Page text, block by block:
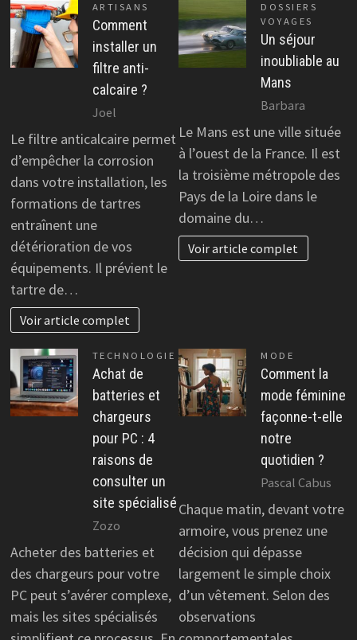
ARTISANS
Comment
installer un
filtre anti-
calcaire ?
Joel
Le filtre anticalcaire permet
d’empêcher la corrosion
dans votre installation, les
formations de tartres
entraînent une
détérioration de vos
équipements. Il prévient le
tartre de…
Voir article complet
DOSSIERS
VOYAGES
Un séjour
inoubliable au
Mans
Barbara
Le Mans est une ville située
à l’ouest de la France. Il est
la troisième métropole des
Pays de la Loire dans le
domaine du…
Voir article complet
TECHNOLOGIE
Achat de
batteries et
chargeurs
pour PC : 4
raisons de
consulter un
site spécialisé
Zozo
Acheter des batteries et
des chargeurs pour votre
PC peut s’avérer complexe,
mais les sites spécialisés
MODE
Comment la
mode féminine
façonne-t-elle
notre
quotidien ?
Pascal Cabus
Chaque matin, devant votre
armoire, vous prenez une
décision qui dépasse
largement le simple choix
d’un vêtement. Selon des
observations